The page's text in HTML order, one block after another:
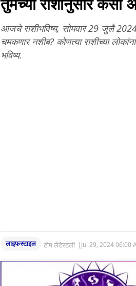
आजचे राशीभविष्य, सोमवार 29 जुलै
चमकणार नशीब? कोणत्या राशीच्या
भविष्य.
लाइफस्टाइल टीम लेटेस्टली | Jul 29, 2024 06:00